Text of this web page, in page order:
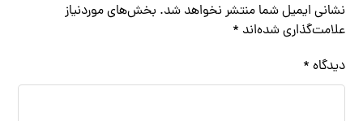
نشانی ایمیل شما منتشر نخواهد شد. بخش‌های موردنیاز
علامت‌گذاری شده‌اند *
دیدگاه *